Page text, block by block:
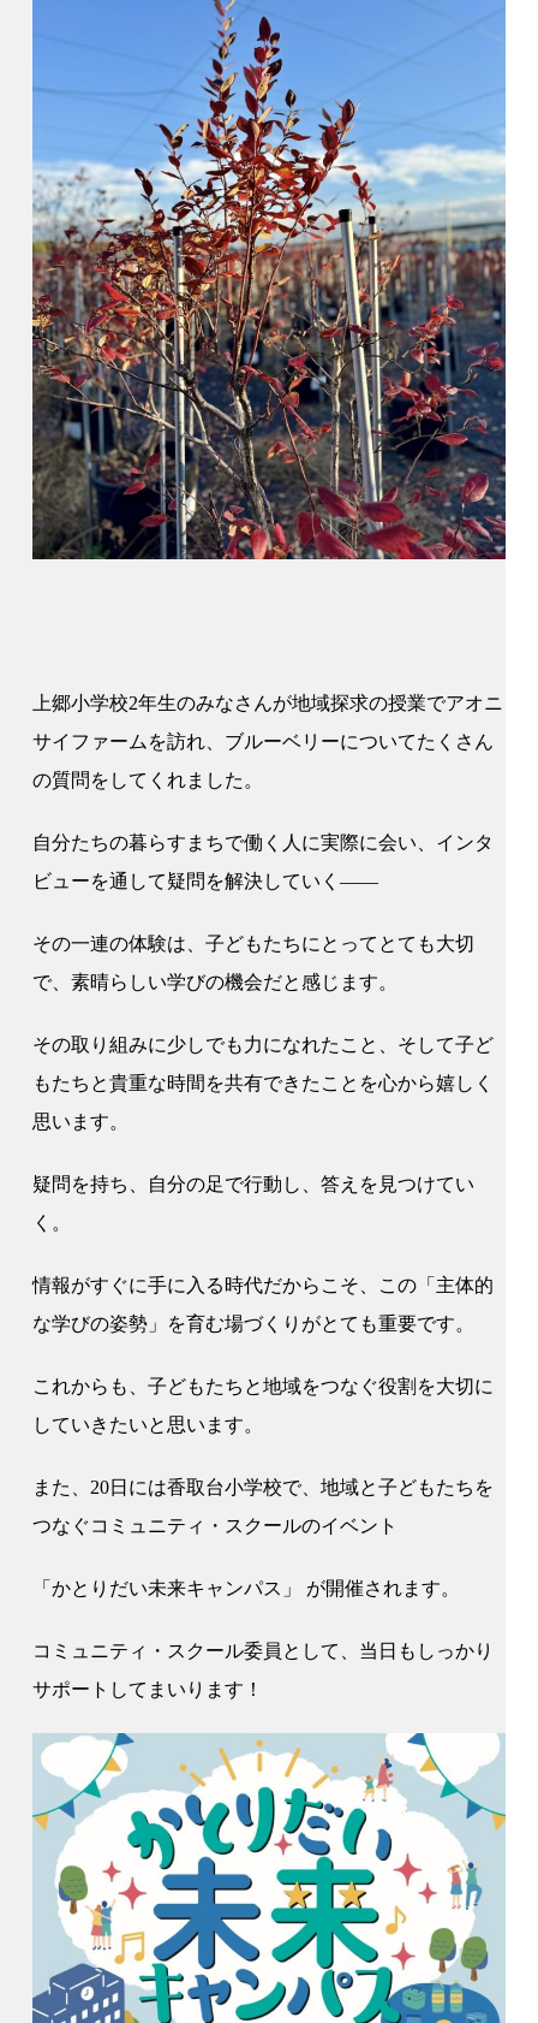
上郷小学校2年生のみなさんが地域探求の授業でアオニ
サイファームを訪れ、ブルーベリーについてたくさん
の質問をしてくれました。
自分たちの暮らすまちで働く人に実際に会い、インタ
ビューを通して疑問を解決していく——
その一連の体験は、子どもたちにとってとても大切
で、素晴らしい学びの機会だと感じます。
その取り組みに少しでも力になれたこと、そして子ど
もたちと貴重な時間を共有できたことを心から嬉しく
思います。
疑問を持ち、自分の足で行動し、答えを見つけてい
く。
情報がすぐに手に入る時代だからこそ、この「主体的
な学びの姿勢」を育む場づくりがとても重要です。
これからも、子どもたちと地域をつなぐ役割を大切に
していきたいと思います。
また、20日には香取台小学校で、地域と子どもたちを
つなぐコミュニティ・スクールのイベント
「かとりだい未来キャンパス」 が開催されます。
コミュニティ・スクール委員として、当日もしっかり
サポートしてまいります！